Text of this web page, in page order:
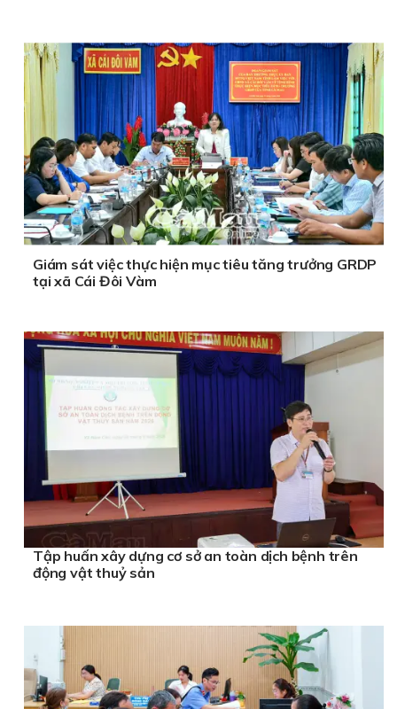
Giám sát việc thực hiện mục tiêu tăng trưởng GRDP
tại xã Cái Đôi Vàm
Tập huấn xây dựng cơ sở an toàn dịch bệnh trên
động vật thuỷ sản